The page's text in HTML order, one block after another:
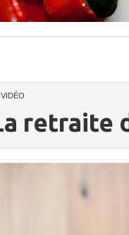
VIDÉO
retraite